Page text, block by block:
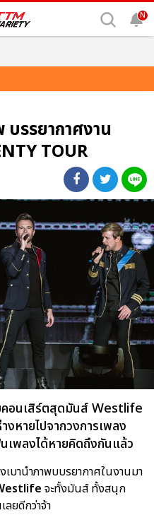
N
รรยากาศงาน
TOUR
คอนเสิร์ตสุดมันส์ Westlife
หายไปจากวงการเพลง
เพลงได้หายคิดถึงกันแล้ว
เบานำภาพบบรยากาศในงานมา
จะทั้งมันส์ ทั้งสนุก
ลยดีกว่าจ้า